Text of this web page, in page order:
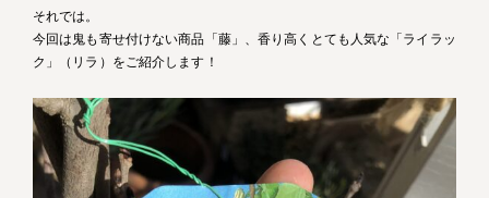
それでは。
今回は鬼も寄せ付けない商品「藤」、香り高くとても人気な「ライラッ
ク」（リラ）をご紹介します！